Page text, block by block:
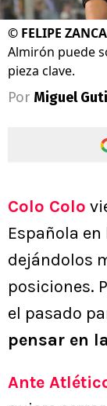
© FELIPE
Almirón puede
pieza clave.
Por Miguel
Colo Colo
Española en
dejándolos
posiciones.
el pasado
pensar en la
Ante